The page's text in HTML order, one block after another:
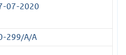
07-2020
299/A/A